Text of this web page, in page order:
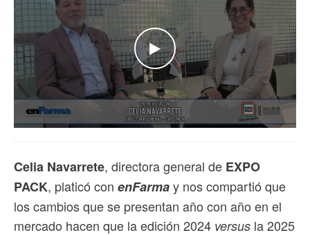
WATCH THE VIDEO
Celia Navarrete, directora general de EXPO
PACK, platicó con enFarmay nos compartió que
los cambios que se presentan año con año en el
mercado hacen que la edición 2024 versus la 2025